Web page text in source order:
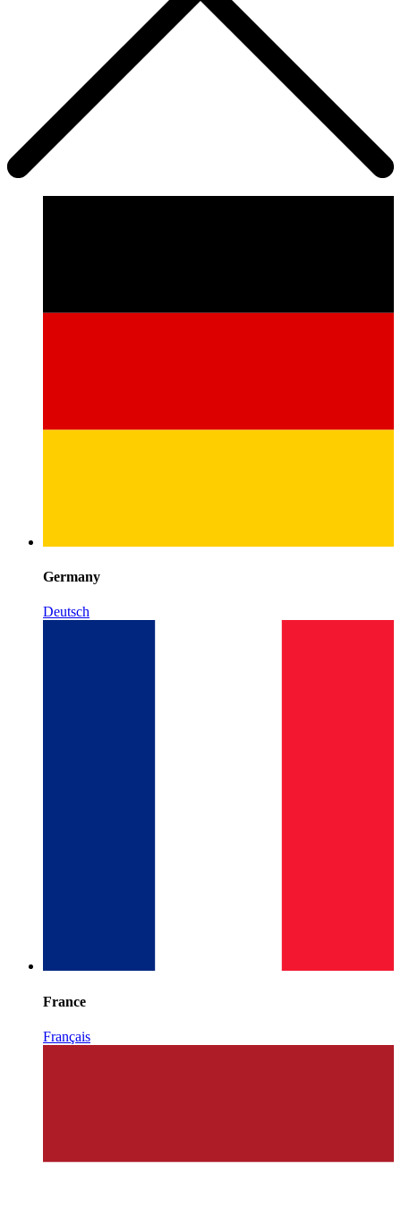
Germany
Deutsch
France
Français